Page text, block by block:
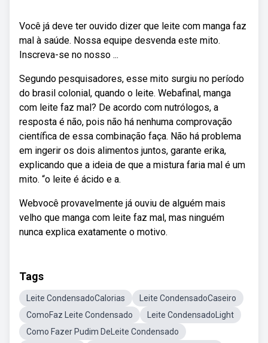
Você já deve ter ouvido dizer que leite com manga faz
mal à saúde. Nossa equipe desvenda este mito.
Inscreva-se no nosso ...
Segundo pesquisadores, esse mito surgiu no período
do brasil colonial, quando o leite. Webafinal, manga
com leite faz mal? De acordo com nutrólogos, a
resposta é não, pois não há nenhuma comprovação
científica de essa combinação faça. Não há problema
em ingerir os dois alimentos juntos, garante erika,
explicando que a ideia de que a mistura faria mal é um
mito. “o leite é ácido e a.
Webvocê provavelmente já ouviu de alguém mais
velho que manga com leite faz mal, mas ninguém
nunca explica exatamente o motivo.
Tags
Leite CondensadoCalorias
Leite CondensadoCaseiro
ComoFaz Leite Condensado
Leite CondensadoLight
Como Fazer Pudim DeLeite Condensado